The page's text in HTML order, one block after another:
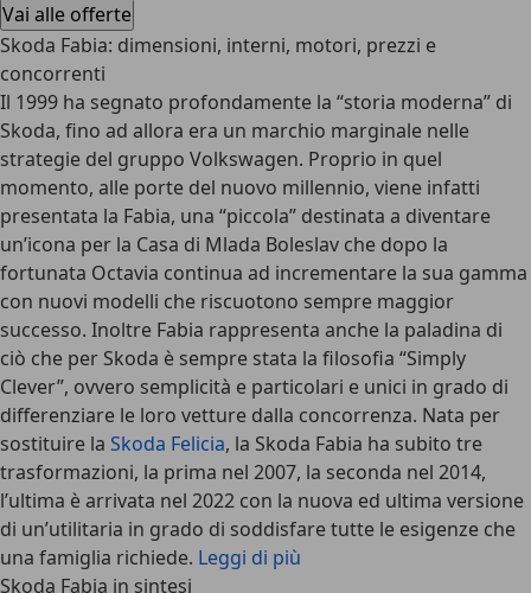
Vai alle offerte
Skoda Fabia: dimensioni, interni, motori, prezzi e
concorrenti
Il 1999 ha segnato profondamente la “storia moderna” di
Skoda, fino ad allora era un marchio marginale nelle
strategie del gruppo Volkswagen. Proprio in quel
momento, alle porte del nuovo millennio, viene infatti
presentata la Fabia, una “piccola” destinata a diventare
un’icona per la Casa di Mlada Boleslav che dopo la
fortunata Octavia continua ad incrementare la sua gamma
con nuovi modelli che riscuotono sempre maggior
successo. Inoltre Fabia rappresenta anche la paladina di
ciò che per Skoda è sempre stata la filosofia “Simply
Clever”, ovvero semplicità e particolari e unici in grado di
differenziare le loro vetture dalla concorrenza. Nata per
sostituire la Skoda Felicia, la Skoda Fabia ha subito tre
trasformazioni, la prima nel 2007, la seconda nel 2014,
l’ultima è arrivata nel 2022 con la nuova ed ultima versione
di un’utilitaria in grado di soddisfare tutte le esigenze che
una famiglia richiede. Leggi di più
Skoda Fabia in sintesi